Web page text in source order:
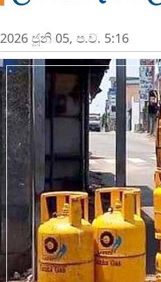
2026 ජූනි 05, ප.ව. 5:16